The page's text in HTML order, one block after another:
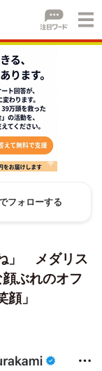
フォローする
」 メダリス
ぶれのオフ
」